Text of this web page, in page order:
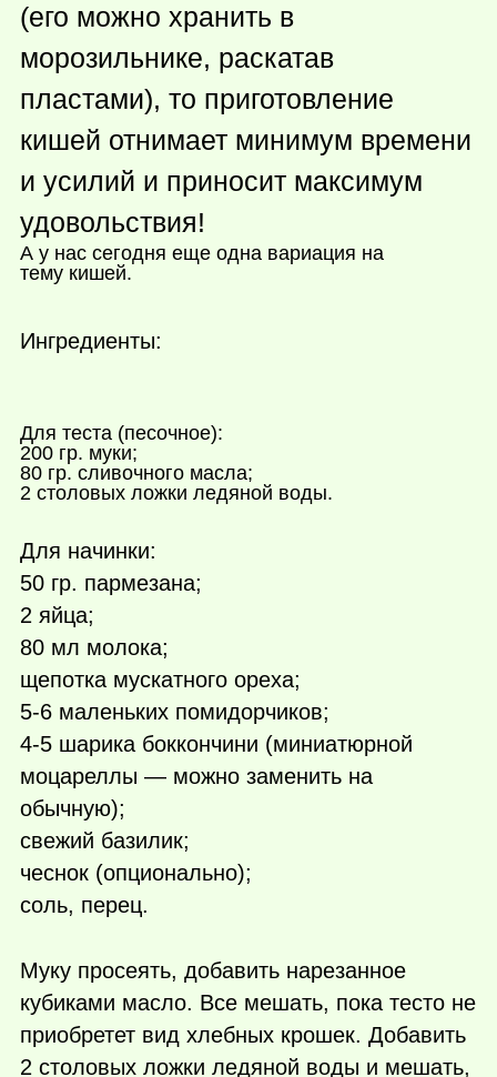
(его можно хранить в
морозильнике, раскатав
пластами), то приготовление
кишей отнимает минимум времени
и усилий и приносит максимум
удовольствия!
А у нас сегодня еще одна вариация на
тему кишей.
Ингредиенты:
Для теста (песочное):
200 гр. муки;
80 гр. сливочного масла;
2 столовых ложки ледяной воды.
Для начинки:
50 гр. пармезана;
2 яйца;
80 мл молока;
щепотка мускатного ореха;
5-6 маленьких помидорчиков;
4-5 шарика боккончини (миниатюрной
моцареллы — можно заменить на
обычную);
свежий базилик;
чеснок (опционально);
соль, перец.
Муку просеять, добавить нарезанное
кубиками масло. Все мешать, пока тесто не
приобретет вид хлебных крошек. Добавить
2 столовых ложки ледяной воды и мешать,